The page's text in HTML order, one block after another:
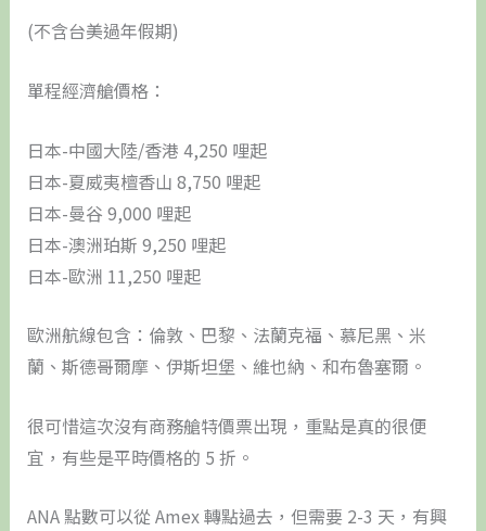
(不含台美過年假期)
單程經濟艙價格：
日本-中國大陸/香港 4,250 哩起
日本-夏威夷檀香山 8,750 哩起
日本-曼谷 9,000 哩起
日本-澳洲珀斯 9,250 哩起
日本-歐洲 11,250 哩起
歐洲航線包含：倫敦、巴黎、法蘭克福、慕尼黑、米
蘭、斯德哥爾摩、伊斯坦堡、維也納、和布魯塞爾。
很可惜這次沒有商務艙特價票出現，重點是真的很便
宜，有些是平時價格的 5 折。
ANA 點數可以從 Amex 轉點過去，但需要 2-3 天，有興